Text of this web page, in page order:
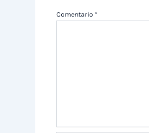
Comentario *